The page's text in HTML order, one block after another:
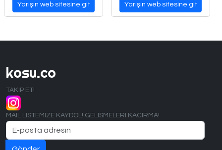
Yarışın web sitesine git Yarışın web sitesine git
kosu.co
TAKIP ET!
MAIL LISTEMIZE KAYDOL! GELISMELERI KACIRMA!